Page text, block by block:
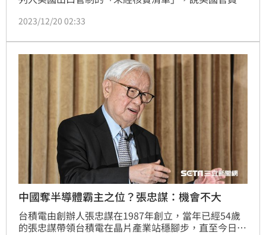
2023/12/20 02:33
中國奪半導體霸主之位？張忠謀：機會不大
台積電由創辦人張忠謀在1987年創立，當年已經54歲
的張忠謀帶領台積電在晶片產業站穩腳步，直至今日成